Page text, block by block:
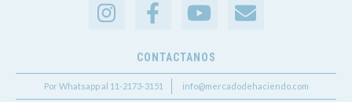
CONTACTANOS
Por Whatsapp al 11-2173-3151 info@mercadodehaciendo.com